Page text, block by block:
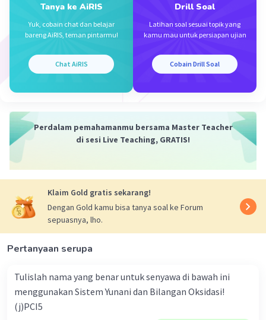
Tanya ke AiRIS
Yuk, cobain chat dan belajar
bareng AiRIS, teman pintarmu!
Chat AiRIS
Drill Soal
Latihan soal sesuai topik yang
kamu mau untuk persiapan ujian
Cobain Drill Soal
Perdalam pemahamanmu bersama Master Teacher
di sesi Live Teaching, GRATIS!
Klaim Gold gratis sekarang!
Dengan Gold kamu bisa tanya soal ke Forum
sepuasnya, lho.
Pertanyaan serupa
Tulislah nama yang benar untuk senyawa di bawah ini
menggunakan Sistem Yunani dan Bilangan Oksidasi!
(j)PCI5